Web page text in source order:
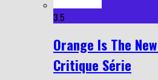
3.5
Orange Is The
Critique Série